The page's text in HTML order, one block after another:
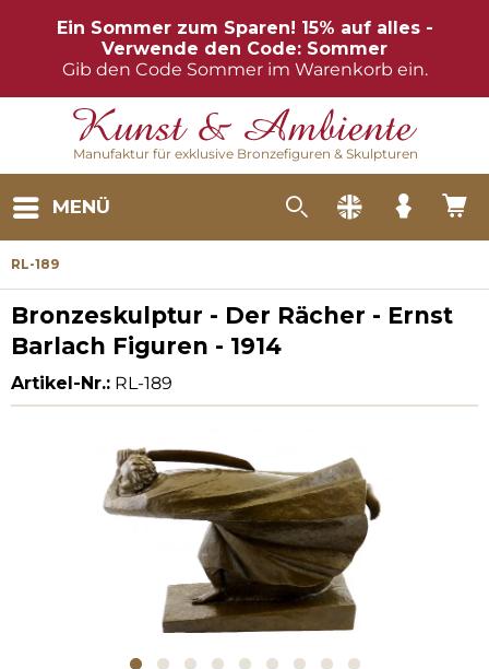
Ein Sommer zum Sparen! 15% auf alles -
Verwende den Code: Sommer
Gib den Code Sommer im Warenkorb ein.
Manufaktur für exklusive Bronzefiguren & Skulpturen
MENÜ
RL-189
Bronzeskulptur - Der Rächer - Ernst
Barlach Figuren - 1914
Artikel-Nr.: RL-189